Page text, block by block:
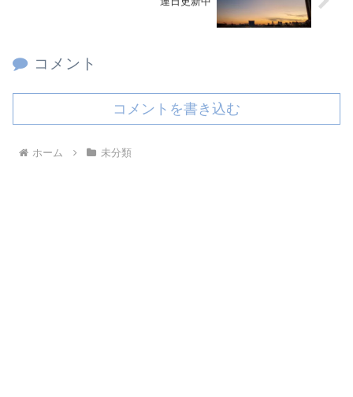
コメント
コメントを書き込む
ホーム 未分類